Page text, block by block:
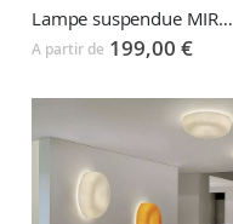
Lampe suspendue MIRAGE
A partir de 199,00 €